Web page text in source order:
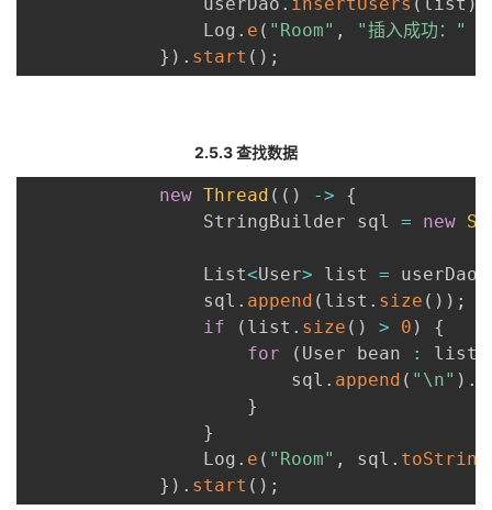
                Log
. e ( "Room" , "插入成功："
} ) . start ( ) ;
2.5.3 查找数据
new Thread ( ( ) ->
{
                StringBuilder sql
= new
                List
<User> list = userDao
                sql
. append ( list . size ( ) ) ;
if
( list . size ( ) > 0 )
{
for
( User bean : list
                        sql
. append ( "\n" ) .
}
}
                Log
. e ( "Room" , sql . toString
} ) . start ( ) ;